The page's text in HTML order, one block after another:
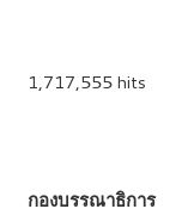
1,717,555 hits
กองบรรณาธิการ